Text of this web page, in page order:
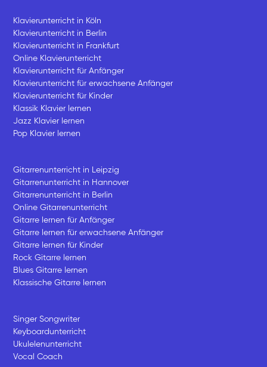
Klavierunterricht in Köln
Klavierunterricht in Berlin
Klavierunterricht in Frankfurt
Online Klavierunterricht
Klavierunterricht für Anfänger
Klavierunterricht für erwachsene Anfänger
Klavierunterricht für Kinder
Klassik Klavier lernen
Jazz Klavier lernen
Pop Klavier lernen
Gitarrenunterricht in Leipzig
Gitarrenunterricht in Hannover
Gitarrenunterricht in Berlin
Online Gitarrenunterricht
Gitarre lernen für Anfänger
Gitarre lernen für erwachsene Anfänger
Gitarre lernen für Kinder
Rock Gitarre lernen
Blues Gitarre lernen
Klassische Gitarre lernen
Singer Songwriter
Keyboardunterricht
Ukulelenunterricht
Vocal Coach